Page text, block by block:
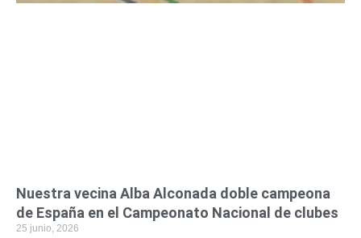
Nuestra vecina Alba Alconada doble campeona
de España en el Campeonato Nacional de clubes
25 junio, 2026